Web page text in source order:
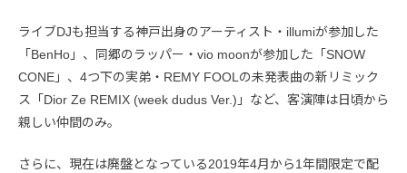
ライブDJも担当する神戸出身のアーティスト・illumiが参加した
「BenHo」、同郷のラッパー・vio moonが参加した「SNOW
CONE」、4つ下の実弟・REMY FOOLの未発表曲の新リミック
ス「Dior Ze REMIX (week dudus Ver.)」など、客演陣は日頃から
親しい仲間のみ。
さらに、現在は廃盤となっている2019年4月から1年間限定で配